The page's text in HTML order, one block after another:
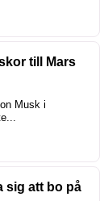
till Mars
Musk i
sig att bo på